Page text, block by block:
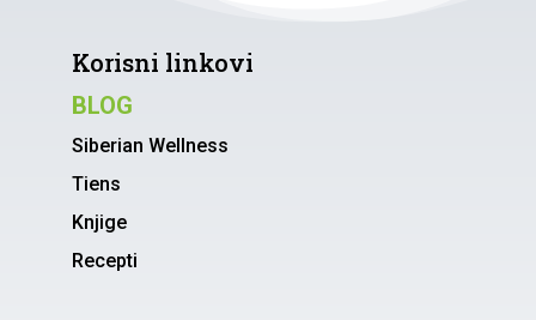
Korisni linkovi
BLOG
Siberian Wellness
Tiens
Knjige
Recepti